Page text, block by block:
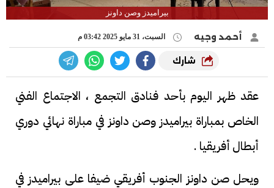
بيراميدز وصن داونز
أحمد وجيه السبت، 31 مايو 2025 03:42 م
شارك
عقد ظهر اليوم بأحد فنادق التجمع ، الاجتماع الفني
الخاص بمباراة بيراميدز وصن داونز في مباراة نهائي دوري
أبطال أفريقيا .
ويحل صن داونز الجنوب أفريقي ضيفا على بيراميدز في